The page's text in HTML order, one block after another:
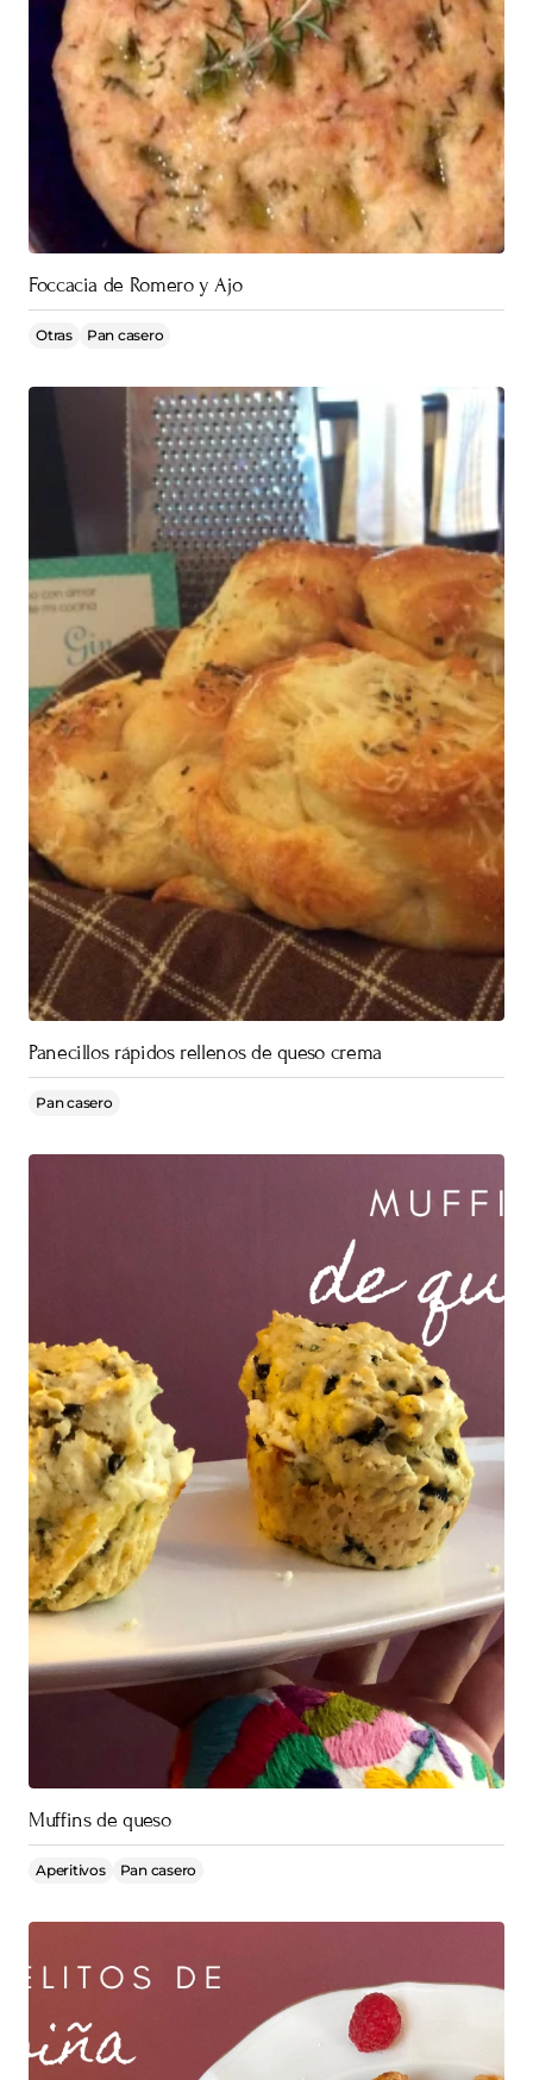
Foccacia de Romero y Ajo
Otras Pan casero
Panecillos rápidos rellenos de queso crema
Pan casero
Muffins de queso
Aperitivos Pan casero